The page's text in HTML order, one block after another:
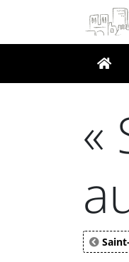
«
Panneau de gestion des